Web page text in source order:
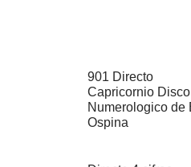
901 Directo
Capricornio Disco
Numerologico de
Ospina